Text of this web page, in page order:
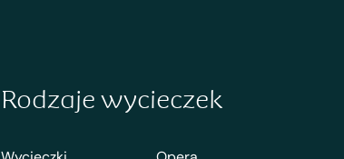
Rodzaje wycieczek